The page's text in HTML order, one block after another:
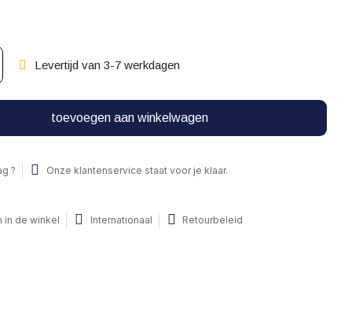
Levertijd van 3-7 werkdagen
toevoegen aan winkelwagen
? Onze klantenservice staat voor je klaar.
in de winkel Internationaal Retourbeleid